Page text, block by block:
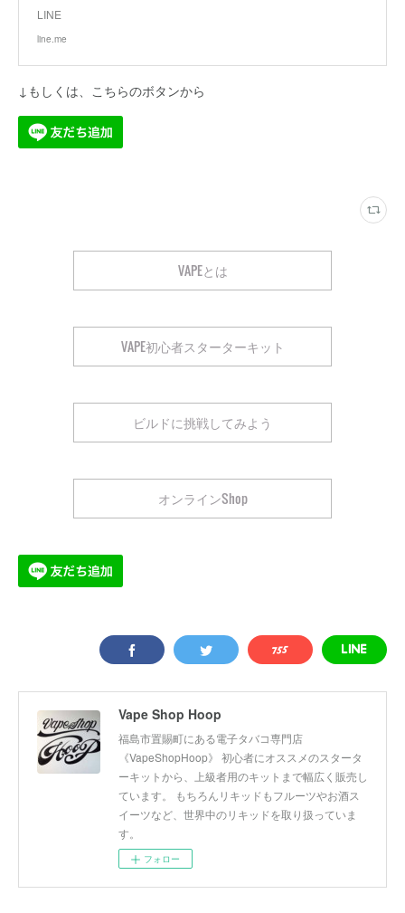
LINE
line.me
↓もしくは、こちらのボタンから
VAPEとは
VAPE初心者スターターキット
ビルドに挑戦してみよう
オンラインShop
Vape Shop Hoop
福島市置賜町にある電子タバコ専門店
《VapeShopHoop》 初心者にオススメのスタータ
ーキットから、上級者用のキットまで幅広く販売し
ています。 もちろんリキッドもフルーツやお酒ス
イーツなど、世界中のリキッドを取り扱っていま
す。
フォロー